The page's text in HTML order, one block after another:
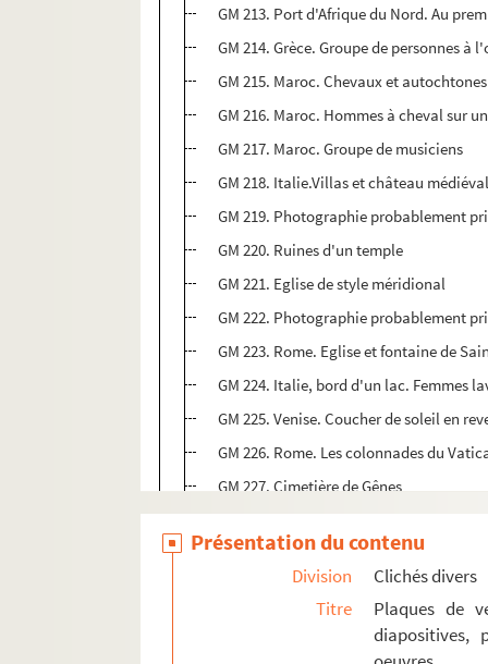
GM 213. Port d'Afrique du Nord. Au
GM 214. Grèce. Groupe de personnes
GM 215. Maroc. Chevaux et autochtones
GM 216. Maroc. Hommes à cheval sur
GM 217. Maroc. Groupe de musiciens
GM 218. Italie.Villas et château
GM 219. Photographie probablement
GM 220. Ruines d'un temple
GM 221. Eglise de style méridional
GM 222. Photographie probablement
GM 223. Rome. Eglise et fontaine de
GM 224. Italie, bord d'un lac. Femmes
GM 225. Venise. Coucher de soleil en
GM 226. Rome. Les colonnades du
GM 227. Cimetière de Gênes
GM 228. Rome. Capucins en promenade.
GM 229. Venise
GM 230. Venise
Présentation du contenu
Division
Clichés divers
Titre
Plaques de
diapositives,